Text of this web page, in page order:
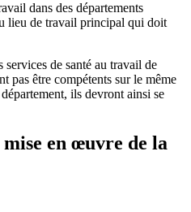
dans des départements
lieu de travail principal qui doit
de santé au travail de
pas être compétents sur le même
ils devront ainsi se
en œuvre de la